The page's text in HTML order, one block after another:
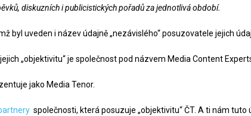
diskuzních i publicistických pořadů za jednotlivá období.
byl uveden i název údajně „nezávislého“ posuzovatele jejich
„objektivitu“ je společnost pod názvem Media Content
jako Media Tenor.
společnosti, která posuzuje „objektivitu“ ČT. A ti nám tuto